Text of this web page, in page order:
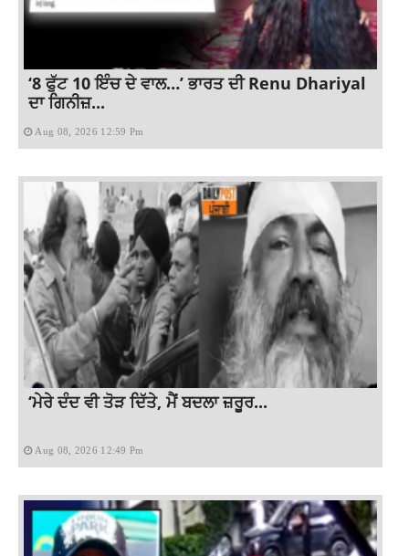
‘8 ਫੁੱਟ 10 ਇੰਚ ਦੇ ਵਾਲ…’ ਭਾਰਤ ਦੀ Renu Dhariyal
ਦਾ ਗਿਨੀਜ਼...
Aug 08, 2026 12:59 Pm
‘ਮੇਰੇ ਦੰਦ ਵੀ ਤੋੜ ਦਿੱਤੇ, ਮੈਂ ਬਦਲਾ ਜ਼ਰੂਰ...
Aug 08, 2026 12:49 Pm